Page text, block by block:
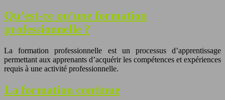
Qu’est-ce qu’une formation
professionnelle ?
La formation professionnelle est un processus d’apprentissage
permettant aux apprenants d’acquérir les compétences et expériences
requis à une activité professionnelle.
La formation continue